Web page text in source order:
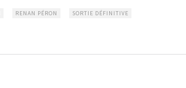
RENAN PÉRON SORTIE DÉFINITIVE